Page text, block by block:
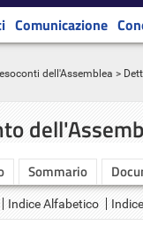
Comunicazione
dell'Assemblea >
Sommario
Indice Alfabetico